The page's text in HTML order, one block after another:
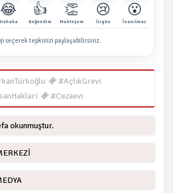
😂
Hahaha
👍
Beğendim
👏
Muhteşem
😢
Üzgün
😮
İnanılmaz
seçerek tepkinizi paylaşabilirsiniz.
#AçlıkGrevi
#Cezaevi
okunmuştur.